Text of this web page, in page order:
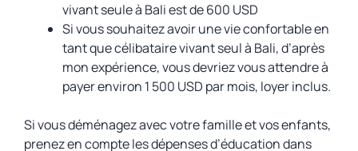
vivant seule à Bali est de 600 USD
Si vous souhaitez avoir une vie confortable en
tant que célibataire vivant seul à Bali, d’après
mon expérience, vous devriez vous attendre à
payer environ 1 500 USD par mois, loyer inclus.
Si vous déménagez avec votre famille et vos enfants,
prenez en compte les dépenses d’éducation dans